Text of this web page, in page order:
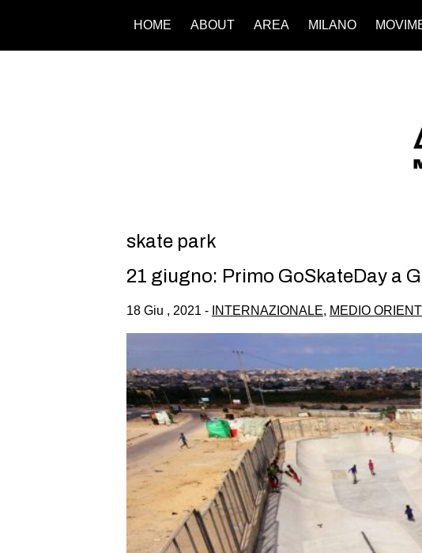
HOME ABOUT AREA MILANO
skate park
21 giugno: Primo GoSkateDay a
18 Giu , 2021 - INTERNAZIONALE, MEDIO